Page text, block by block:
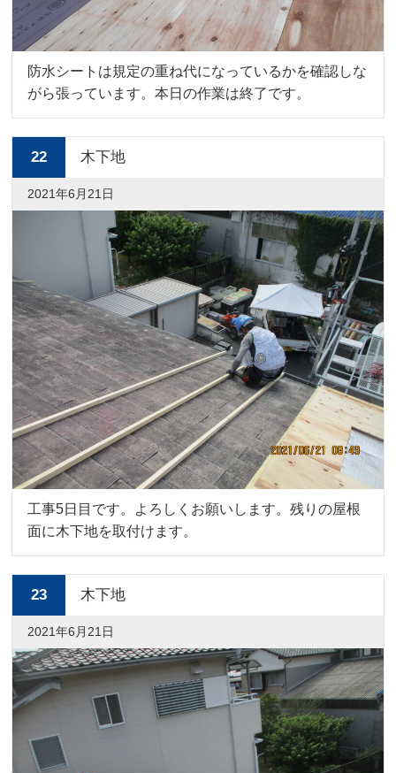
防水シートは規定の重ね代になっているかを確認しな
がら張っています。本日の作業は終了です。
22 木下地
2021年6月21日
工事5日目です。よろしくお願いします。残りの屋根
面に木下地を取付けます。
23 木下地
2021年6月21日